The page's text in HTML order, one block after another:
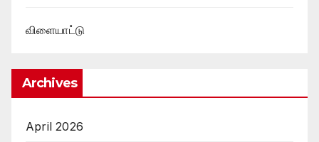
விளையாட்டு
Archives
April 2026